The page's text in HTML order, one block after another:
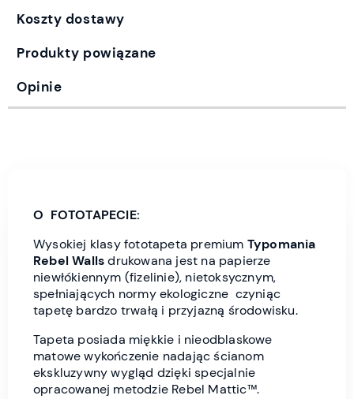
Koszty dostawy
Produkty powiązane
Opinie
O FOTOTAPECIE:
Wysokiej klasy fototapeta premium Typomania
Rebel Wallsdrukowana jest na papierze
niewłókiennym (fizelinie), nietoksycznym,
spełniających normy ekologiczne czyniąc
tapetę bardzo trwałą i przyjazną środowisku.
Tapeta posiada miękkie i nieodblaskowe
matowe wykończenie nadając ścianom
ekskluzywny wygląd dzięki specjalnie
opracowanej metodzie Rebel Mattic™.